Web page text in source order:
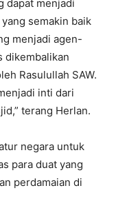
dapat menjadi
semakin baik
menjadi agen-
dikembalikan
Rasulullah SAW.
inti dari
terang Herlan.
negara untuk
para duat yang
perdamaian di